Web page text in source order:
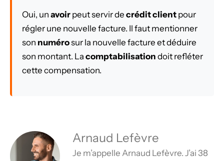
Oui, un avoir peut servir de crédit client pour
régler une nouvelle facture. Il faut mentionner
son numérosur la nouvelle facture et déduire
son montant. La comptabilisation doit refléter
cette compensation.
Arnaud Lefèvre
Je m’appelle Arnaud Lefèvre. J’ai 38